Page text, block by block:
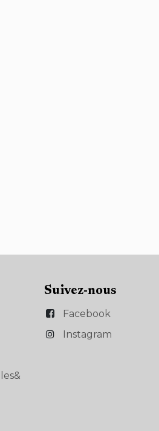
Suivez-nous
Facebook
Instagram